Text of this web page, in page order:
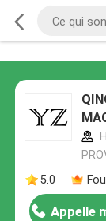
5.0
Appelle